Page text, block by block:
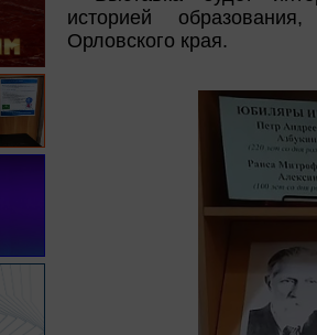
историей
Орловского края.